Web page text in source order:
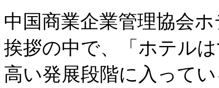
中国商業企業管理協会
挨拶の中で、「ホテル
高い発展段階に入って